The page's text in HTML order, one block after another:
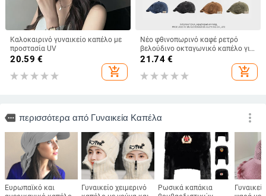
Καλοκαιρινό γυναικείο καπέλο με
προστασία UV
20.59 €
add_shopping_cart
Νέο φθινοπωρινό καφέ ρετρό
βελούδινο οκταγωνικό καπέλο για
άνδρες και γυναίκες, που φοριέται
ανάποδα με μπερέ, φθινοπωρινό
και χειμωνιάτικο μονόχρωμο
21.74€
add_shopping_cart
more περισσότερα από Γυναικεία Καπέλα
Ευρωπαϊκό και
Γυναικείο χειμερινό
Ρωσικά καπάκια
more_vert